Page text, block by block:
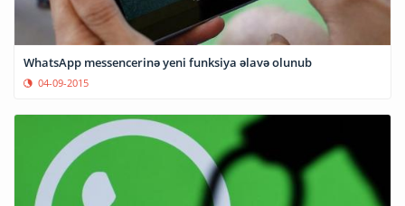
WhatsApp messencerinə yeni funksiya əlavə olunub
04-09-2015